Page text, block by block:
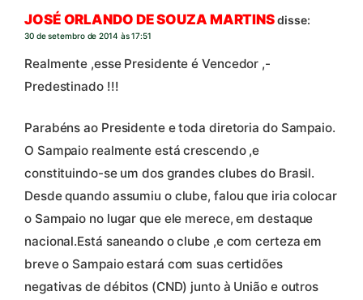
JOSÉ ORLANDO DE SOUZA MARTINSdisse:
30 de setembro de 2014 às 17:51
Realmente ,esse Presidente é Vencedor ,-
Predestinado !!!
Parabéns ao Presidente e toda diretoria do Sampaio.
O Sampaio realmente está crescendo ,e
constituindo-se um dos grandes clubes do Brasil.
Desde quando assumiu o clube, falou que iria colocar
o Sampaio no lugar que ele merece, em destaque
nacional.Está saneando o clube ,e com certeza em
breve o Sampaio estará com suas certidões
negativas de débitos (CND) junto à União e outros